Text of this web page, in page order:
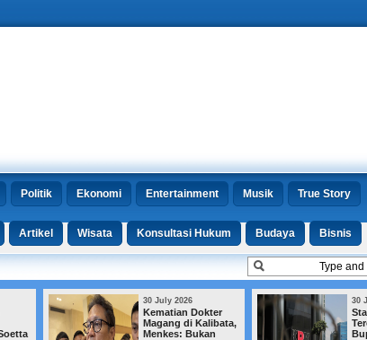
Politik Ekonomi Entertainment Musik True Story
Artikel Wisata Konsultasi Hukum Budaya Bisnis
30 July 2026
Kematian Dokter
Magang di Kalibata,
Menkes: Bukan
30 July 2026
Staf KPK Ikut
Terciduk di OTT
Bupati Pemalang